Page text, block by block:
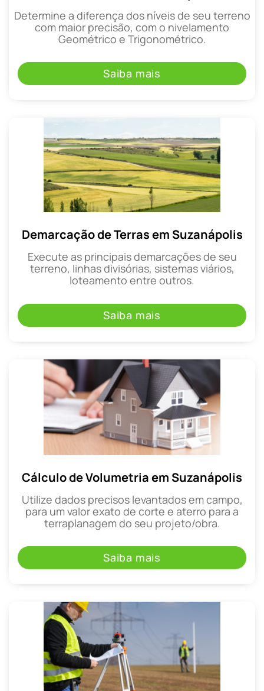
Determine a diferença dos níveis de seu terreno
com maior precisão, com o nivelamento
Geométrico e Trigonométrico.
Saiba mais
Demarcação de Terras em Suzanápolis
Execute as principais demarcações de seu
terreno, linhas divisórias, sistemas viários,
loteamento entre outros.
Saiba mais
Cálculo de Volumetria em Suzanápolis
Utilize dados precisos levantados em campo,
para um valor exato de corte e aterro para a
terraplanagem do seu projeto/obra.
Saiba mais